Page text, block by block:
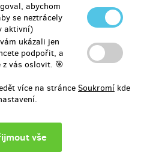
abychom
se neztrácely
aktivní)
ukázali jen
podpořit, a
vás oslovit. 🎯
více na stránce Soukromí kde